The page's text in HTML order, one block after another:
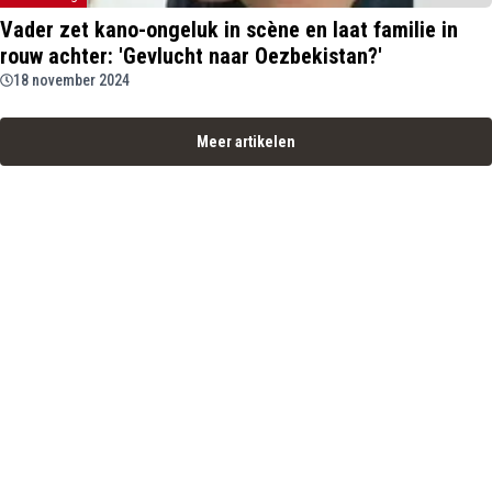
Vader zet kano-ongeluk in scène en laat familie in
rouw achter: 'Gevlucht naar Oezbekistan?'
18 november 2024
Meer artikelen